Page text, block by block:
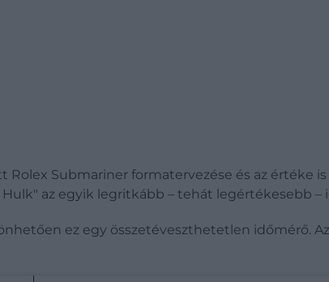
Rolex Submariner formatervezése és az értéke
Hulk" az egyik legritkább – tehát legértékesebb
ez egy összetéveszthetetlen időmérő.